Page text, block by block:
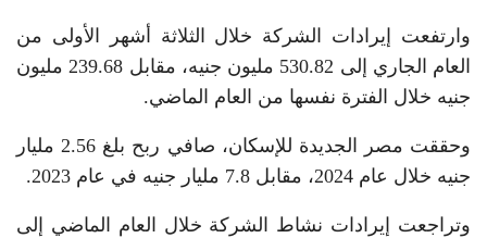
وارتفعت إيرادات الشركة خلال الثلاثة أشهر الأولى من
العام الجاري إلى 530.82 مليون جنيه، مقابل 239.68 مليون
جنيه خلال الفترة نفسها من العام الماضي.
وحققت مصر الجديدة للإسكان، صافي ربح بلغ 2.56 مليار
جنيه خلال عام 2024، مقابل 7.8 مليار جنيه في عام 2023.
وتراجعت إيرادات نشاط الشركة خلال العام الماضي إلى